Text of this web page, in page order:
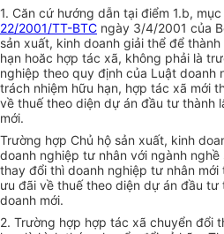
1. Căn cứ hướng dẫn tại điểm 1.b,
22/2001/TT-BTC ngày 3/4/2001 của
sản xuất, kinh doanh giải thể để
hạn hoăc hợp tác xã, không phải là
nghiệp theo quy định của Luật doanh
trách nhiệm hữu hạn, hợp tác xã mới
về thuế theo diện dự án đầu tư thành
mới.
Trường hợp Chủ hộ sản xuất, kinh
doanh nghiệp tư nhân với ngành
thay đổi thì doanh nghiệp tư nhân
ưu đãi về thuế theo diện dự án đầu tư
doanh mới.
2. Trường hợp hợp tác xã chuyển đổi